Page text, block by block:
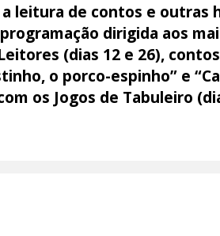
leitura de contos e outras
dirigida aos
(dias 12 e 26),
o porco-espinho” e
os Jogos de Tabuleiro